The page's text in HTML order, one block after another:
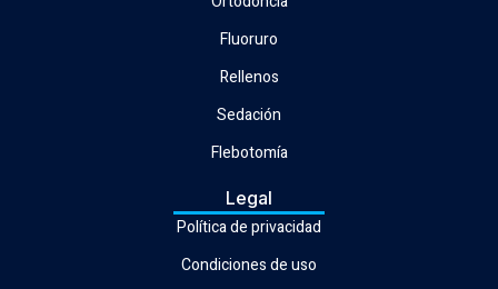
Fluoruro
Rellenos
Sedación
Flebotomía
Legal
Política de privacidad
Condiciones de uso